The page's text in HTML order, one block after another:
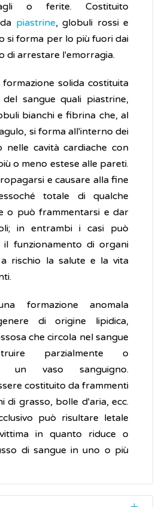
o ferite. Costituito
piastrine, globuli rossi e
si forma per lo più fuori dai
di arrestare l'emorragia.
solida costituita
sangue quali piastrine,
bianchi e fibrina che, al
si forma all'interno dei
nelle cavità cardiache con
o meno estese alle pareti.
e causare alla fine
totale di qualche
o può frammentarsi e dar
in entrambi i casi può
il funzionamento di organi
rischio la salute e la vita
formazione anomala
di origine lipidica,
che circola nel sangue
parzialmente o
un vaso sanguigno.
costituito da frammenti
di grasso, bolle d'aria, ecc.
può risultare letale
in quanto riduce o
di sangue in uno o più